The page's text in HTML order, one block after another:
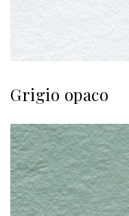
Grigio opaco